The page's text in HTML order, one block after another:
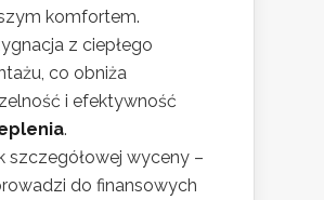
komfortem.
z ciepłego
co obniża
i efektywność
.
szczegółowej wyceny –
do finansowych